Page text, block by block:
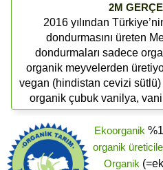
2M
2016 yılından
dondurmasını üreten
dondurmaları sadece
organik meyvelerden
vegan (hindistan cevizi
organik çubuk vanilya,
Ekoorganik
organik
Organik